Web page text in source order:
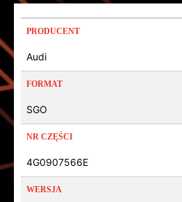
PRODUCENT
Audi
FORMAT
SGO
NR CZĘŚCI
4G0907566E
WERSJA